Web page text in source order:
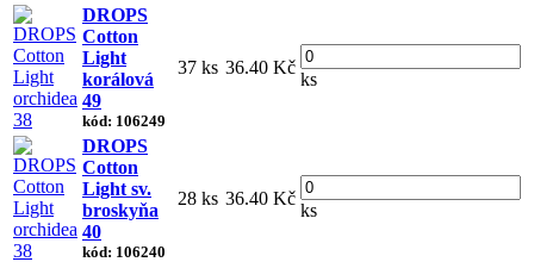
DROPS
Cotton
Light
korálová
49
kód: 106249
37 ks 36.40 Kč
ks
DROPS
Cotton
Light sv.
broskyňa
40
kód: 106240
28 ks 36.40 Kč
ks